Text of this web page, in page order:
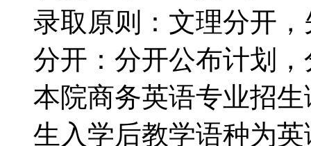
录取原则：文理分开
分开：分开公布计划
本院商务英语专业招
生入学后教学语种为